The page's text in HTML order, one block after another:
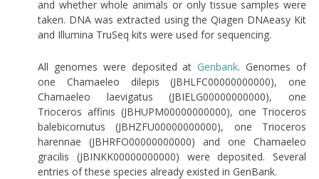
and whether whole animals or only tissue samples were
taken. DNA was extracted using the Qiagen DNAeasy Kit
and Illumina TruSeq kits were used for sequencing.
All genomes were deposited atGenbank. Genomes of
one Chamaeleo dilepis (JBHLFC00000000000), one
Chamaeleo laevigatus (JBIELG00000000000), one
Trioceros affinis (JBHUPM00000000000), one Trioceros
balebicornutus (JBHZFU00000000000), one Trioceros
harennae (JBHRFO00000000000) and one Chamaeleo
gracilis (JBINKK00000000000) were deposited. Several
entries of these species already existed in GenBank.